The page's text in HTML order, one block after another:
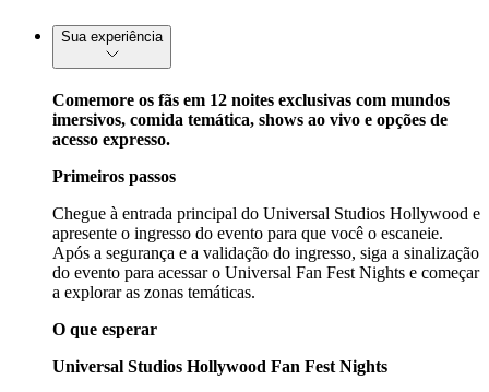
Sua experiência
Comemore os fãs em 12 noites exclusivas com mundos
imersivos, comida temática, shows ao vivo e opções de
acesso expresso.
Primeiros passos
Chegue à entrada principal do Universal Studios Hollywood e
apresente o ingresso do evento para que você o escaneie.
Após a segurança e a validação do ingresso, siga a sinalização
do evento para acessar o Universal Fan Fest Nights e começar
a explorar as zonas temáticas.
O que esperar
Universal Studios Hollywood Fan Fest Nights